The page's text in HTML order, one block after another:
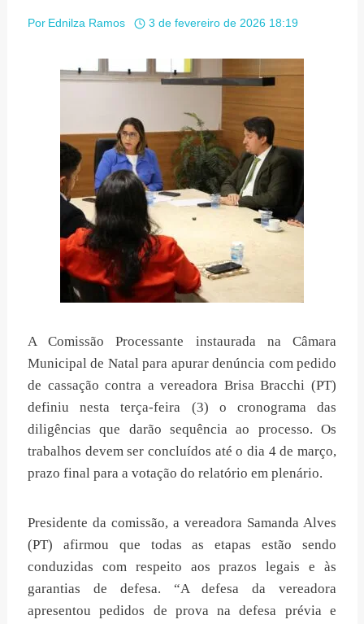
Por Ednilza Ramos 3 de fevereiro de 2026 18:19
A Comissão Processante instaurada na Câmara
Municipal de Natal para apurar denúncia com pedido
de cassação contra a vereadora Brisa Bracchi (PT)
definiu nesta terça-feira (3) o cronograma das
diligências que darão sequência ao processo. Os
trabalhos devem ser concluídos até o dia 4 de março,
prazo final para a votação do relatório em plenário.
Presidente da comissão, a vereadora Samanda Alves
(PT) afirmou que todas as etapas estão sendo
conduzidas com respeito aos prazos legais e às
garantias de defesa. “A defesa da vereadora
apresentou pedidos de prova na defesa prévia e